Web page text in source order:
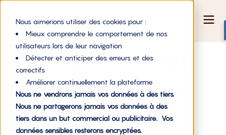
Nous aimerions utiliser des cookies pour :
Mieux comprendre le comportement de nos
utilisateurs lors de leur navigation
Détecter et anticiper des erreurs et des
correctifs
Améliorer continuellement la plateforme
Nous ne vendrons jamais vos données à des tiers.
Nous ne partagerons jamais vos données à des
tiers dans un but commercial ou publicitaire. Vos
données sensibles resterons encryptées.
Capture d’écran
2025-08-05 à
09.48.09